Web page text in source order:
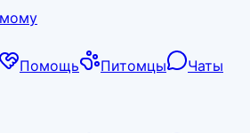
Помощь Питомцы
Чаты